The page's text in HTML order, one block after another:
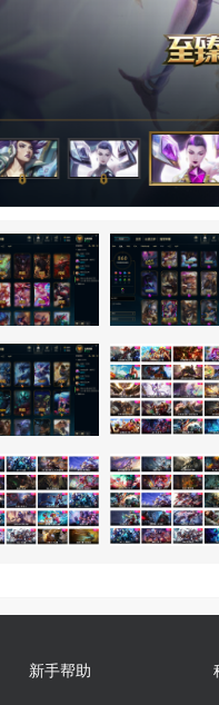
新手帮助